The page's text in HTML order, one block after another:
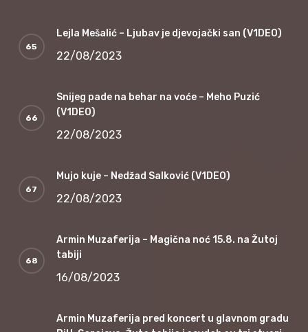
Lejla Mešalić – Ljubav je djevojački san (V1DEO)
22/08/2023
Snijeg pade na behar na voće – Meho Puzić
(V1DEO)
22/08/2023
Mujo kuje – Nedžad Salković (V1DEO)
22/08/2023
Armin Muzaferija – Magična noć 15.8. na Žutoj
tabiji
16/08/2023
Armin Muzaferija pred koncert u glavnom gradu